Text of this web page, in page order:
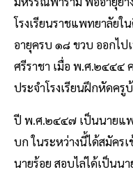
โรงเรียนราชแพทยาลัยใ
อายุครบ ๑๘ ขวบ ออกไ
ศรีราชา เมื่อ พ.ศ.๒๔๔๔
ประจำโรงเรียนฝึกหัดครู
ปี พ.ศ.๒๔๔๗ เป็นนายแพ
บก ในระหว่างนี้ได้สมัคร
นายร้อย สอบไล่ได้เป็นน